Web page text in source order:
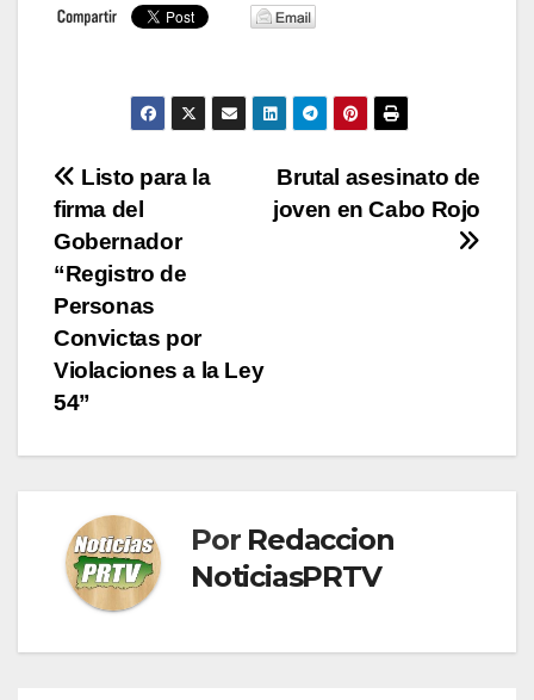
Navegación
de
entradas
Brutal asesinato de
joven en Cabo Rojo
Listo para la
firma del
Gobernador
“Registro de
Personas
Convictas por
Violaciones a la Ley
54”
Por Redaccion
NoticiasPRTV